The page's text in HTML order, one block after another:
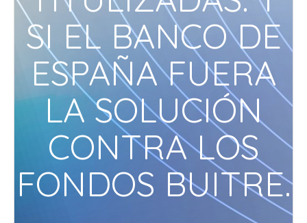
SI EL BANCO DE
ESPAÑA FUERA
LA SOLUCIÓN
CONTRA LOS
FONDOS BUITRE.